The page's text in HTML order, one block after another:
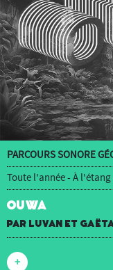
PARCOURS SONORE
Toute l'année - À l'étang
OUWA
par luvan et
+